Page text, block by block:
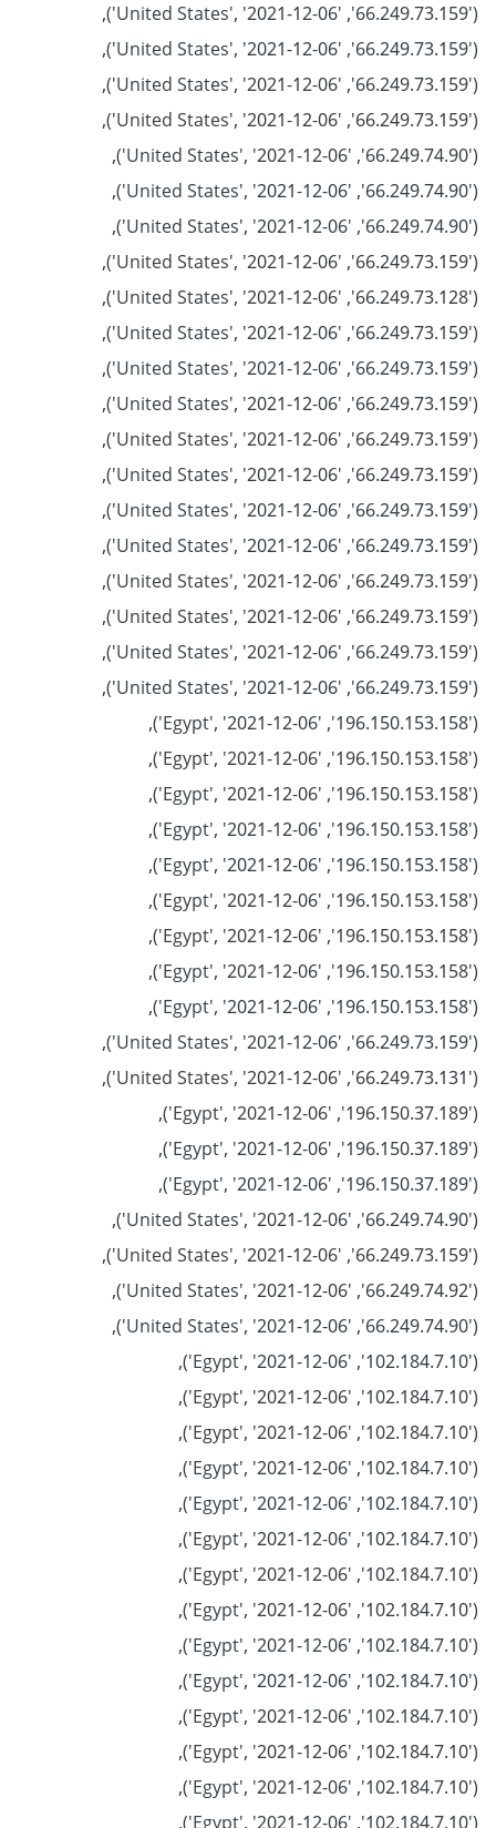
('66.249.73.159', 'United States', '2021-12-06'),
('66.249.73.159', 'United States', '2021-12-06'),
('66.249.73.159', 'United States', '2021-12-06'),
('66.249.73.159', 'United States', '2021-12-06'),
('66.249.74.90', 'United States', '2021-12-06'),
('66.249.74.90', 'United States', '2021-12-06'),
('66.249.74.90', 'United States', '2021-12-06'),
('66.249.73.159', 'United States', '2021-12-06'),
('66.249.73.128', 'United States', '2021-12-06'),
('66.249.73.159', 'United States', '2021-12-06'),
('66.249.73.159', 'United States', '2021-12-06'),
('66.249.73.159', 'United States', '2021-12-06'),
('66.249.73.159', 'United States', '2021-12-06'),
('66.249.73.159', 'United States', '2021-12-06'),
('66.249.73.159', 'United States', '2021-12-06'),
('66.249.73.159', 'United States', '2021-12-06'),
('66.249.73.159', 'United States', '2021-12-06'),
('66.249.73.159', 'United States', '2021-12-06'),
('66.249.73.159', 'United States', '2021-12-06'),
('66.249.73.159', 'United States', '2021-12-06'),
('196.150.153.158', 'Egypt', '2021-12-06'),
('196.150.153.158', 'Egypt', '2021-12-06'),
('196.150.153.158', 'Egypt', '2021-12-06'),
('196.150.153.158', 'Egypt', '2021-12-06'),
('196.150.153.158', 'Egypt', '2021-12-06'),
('196.150.153.158', 'Egypt', '2021-12-06'),
('196.150.153.158', 'Egypt', '2021-12-06'),
('196.150.153.158', 'Egypt', '2021-12-06'),
('196.150.153.158', 'Egypt', '2021-12-06'),
('66.249.73.159', 'United States', '2021-12-06'),
('66.249.73.131', 'United States', '2021-12-06'),
('196.150.37.189', 'Egypt', '2021-12-06'),
('196.150.37.189', 'Egypt', '2021-12-06'),
('196.150.37.189', 'Egypt', '2021-12-06'),
('66.249.74.90', 'United States', '2021-12-06'),
('66.249.73.159', 'United States', '2021-12-06'),
('66.249.74.92', 'United States', '2021-12-06'),
('66.249.74.90', 'United States', '2021-12-06'),
('102.184.7.10', 'Egypt', '2021-12-06'),
('102.184.7.10', 'Egypt', '2021-12-06'),
('102.184.7.10', 'Egypt', '2021-12-06'),
('102.184.7.10', 'Egypt', '2021-12-06'),
('102.184.7.10', 'Egypt', '2021-12-06'),
('102.184.7.10', 'Egypt', '2021-12-06'),
('102.184.7.10', 'Egypt', '2021-12-06'),
('102.184.7.10', 'Egypt', '2021-12-06'),
('102.184.7.10', 'Egypt', '2021-12-06'),
('102.184.7.10', 'Egypt', '2021-12-06'),
('102.184.7.10', 'Egypt', '2021-12-06'),
('102.184.7.10', 'Egypt', '2021-12-06'),
('102.184.7.10', 'Egypt', '2021-12-06'),